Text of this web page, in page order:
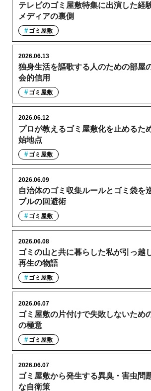
テレビのゴミ屋敷特集に出演した経
メディアの裏側
ゴミ屋敷
独身生活を謳歌する人のための部屋
会的信用
2026.06.13
ゴミ屋敷
プロが教えるゴミ屋敷化を止めるた
始地点
2026.06.12
ゴミ屋敷
自治体のゴミ収集ルールとゴミ袋を
ブルの回避術
2026.06.09
ゴミ屋敷
ゴミの山と共に暮らした私が引っ越
再生の物語
2026.06.08
ゴミ屋敷
ゴミ屋敷の片付けで失敗しないため
の極意
2026.06.07
ゴミ屋敷
ゴミ屋敷から発生する異臭・害虫問
な自衛策
2026.06.07